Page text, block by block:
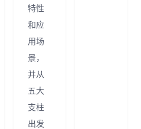
特性
和应
用场
景，
并从
五大
支柱
出发